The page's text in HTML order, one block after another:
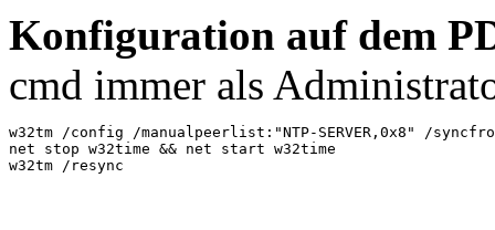
Konfiguration auf dem
cmd immer als
w32tm /config /manualpeerlist:"NTP-SERVER,0x8" /
net stop w32time && net start w32time
w32tm /resync